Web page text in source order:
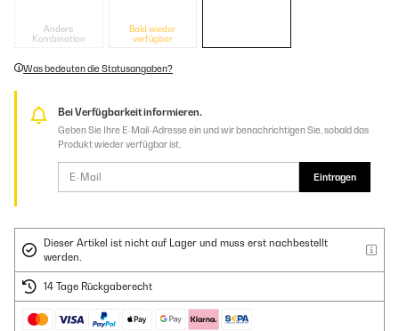
Andere
Kombination
Bald wieder
verfügbar
Was bedeuten die Statusangaben?
Bei Verfügbarkeit informieren.
Geben Sie Ihre E-Mail-Adresse ein und wir benachrichtigen Sie, sobald das
Produkt wieder verfügbar ist.
Eintragen
Dieser Artikel ist nicht auf Lager und muss erst nachbestellt
werden.
14 Tage Rückgaberecht